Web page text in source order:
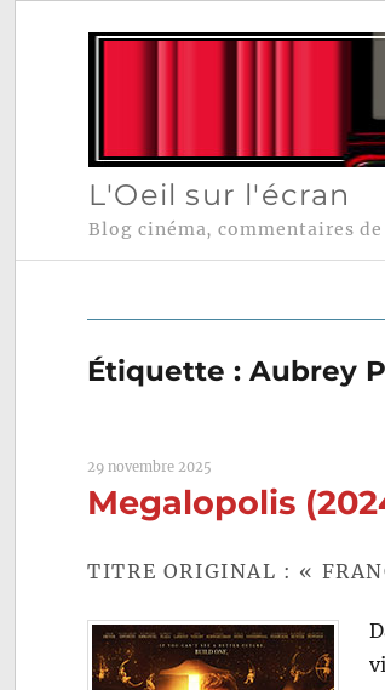
L'Oeil sur l'écran
Blog cinéma, commentaires
Étiquette :Aubrey
29 novembre 2025
Megalopolis
TITRE ORIGINAL : «